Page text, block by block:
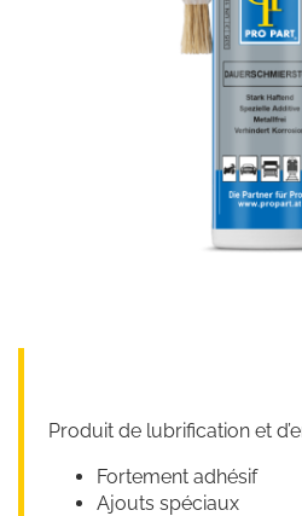
Produit de lubrification et
Fortement adhésif
Ajouts spéciaux